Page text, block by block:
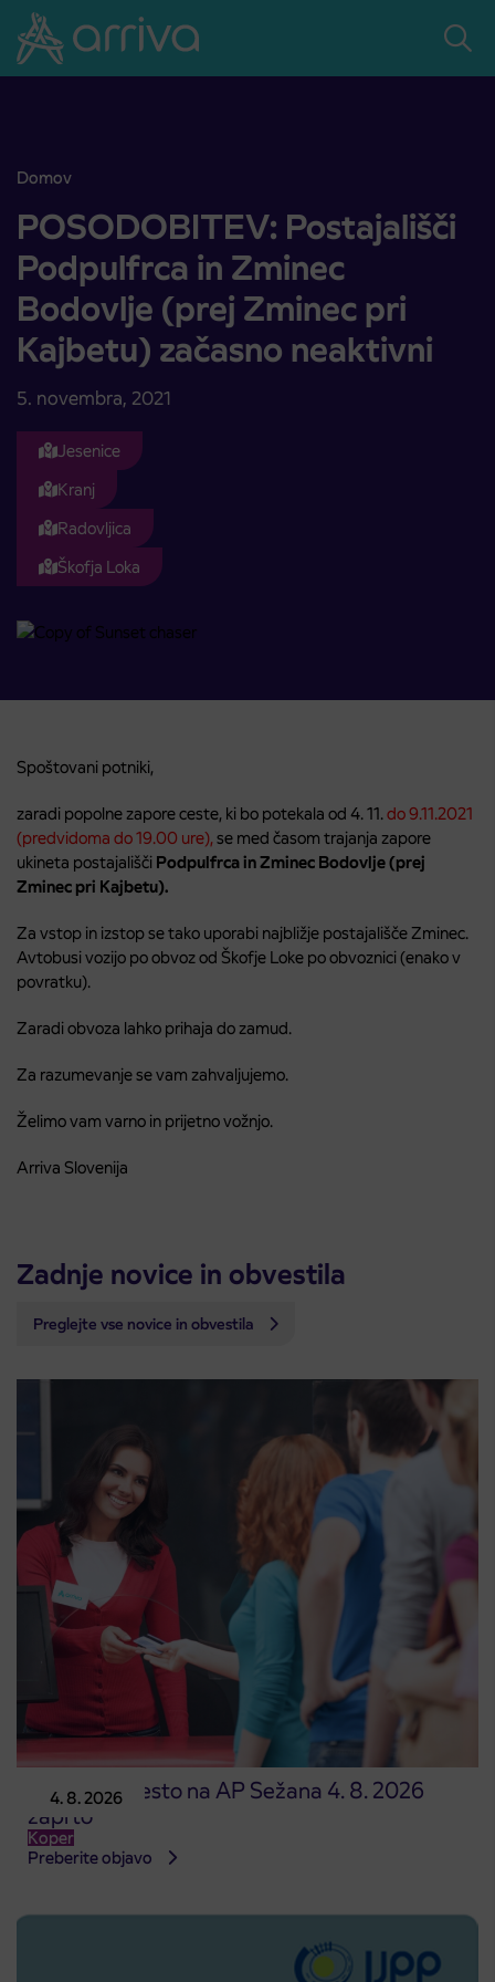
Skoči na vsebino
Domov
POSODOBITEV: Postajališči Podpulfrca in Zminec Bodovlje (prej
POSODOBITEV: Postajališči
Podpulfrca in Zminec
Bodovlje (prej Zminec pri
Kajbetu) začasno neaktivni
5. novembra, 2021
Jesenice
Kranj
Radovljica
Škofja Loka
Spoštovani potniki,
zaradi popolne zapore ceste, ki bo potekala od 4. 11.do 9.11.2021
(predvidoma do 19.00 ure), se med časom trajanja zapore
ukineta postajališči Podpulfrca in Zminec Bodovlje (prej
Zminec pri Kajbetu).
Za vstop in izstop se tako uporabi najbližje postajališče Zminec.
Avtobusi vozijo po obvoz od Škofje Loke po obvoznici (enako v
povratku).
Zaradi obvoza lahko prihaja do zamud.
Za razumevanje se vam zahvaljujemo.
Želimo vam varno in prijetno vožnjo.
Arriva Slovenija
Zadnje novice in obvestila
Preglejte vse novice in obvestila
4. 8. 2026
Prodajno mesto na AP Sežana 4. 8. 2026
zaprto
Koper
Preberite objavo